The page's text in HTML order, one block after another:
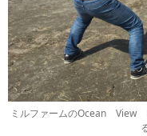
ミルファームのOcean View